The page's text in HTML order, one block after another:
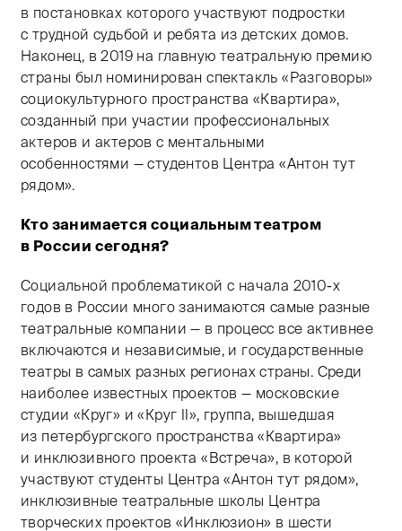
в постановках которого участвуют подростки
с трудной судьбой и ребята из детских домов.
Наконец, в 2019 на главную театральную премию
страны был номинирован спектакль «Разговоры»
социокультурного пространства «Квартира»,
созданный при участии профессиональных
актеров и актеров с ментальными
особенностями — студентов Центра «Антон тут
рядом».
Кто занимается социальным театром
в России сегодня?
Социальной проблематикой с начала 2010-х
годов в России много занимаются самые разные
театральные компании — в процесс все активнее
включаются и независимые, и государственные
театры в самых разных регионах страны. Среди
наиболее известных проектов — московские
студии «Круг» и «Круг II», группа, вышедшая
из петербургского пространства «Квартира»
и инклюзивного проекта «Встреча», в которой
участвуют студенты Центра «Антон тут рядом»,
инклюзивные театральные школы Центра
творческих проектов «Инклюзион» в шести